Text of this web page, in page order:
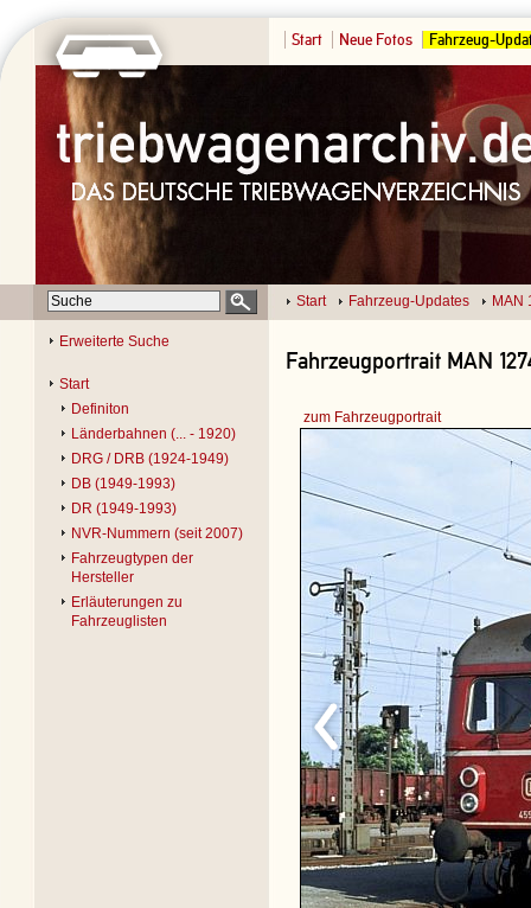
Start Neue Fotos Fahrzeug-
Start Fahrzeug-Updates MAN
Erweiterte Suche
Start
Definiton
Länderbahnen (... - 1920)
DRG / DRB (1924-1949)
DB (1949-1993)
DR (1949-1993)
NVR-Nummern (seit 2007)
Fahrzeugtypen der
Hersteller
Erläuterungen zu
Fahrzeuglisten
Fahrzeugportrait MAN
zum Fahrzeugportrait